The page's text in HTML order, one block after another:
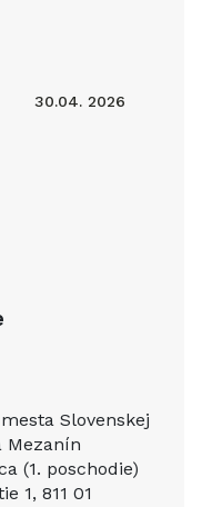
30.04. 2026
Slovenskej
Mezanín
(1. poschodie)
1, 811 01